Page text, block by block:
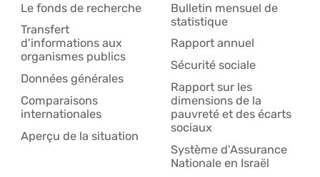
Le fonds de recherche
Transfert
d'informations aux
organismes publics
Données générales
Comparaisons
internationales
Aperçu de la situation
Bulletin mensuel de
statistique
Rapport annuel
Sécurité sociale
Rapport sur les
dimensions de la
pauvreté et des écarts
sociaux
Système d'Assurance
Nationale en Israël